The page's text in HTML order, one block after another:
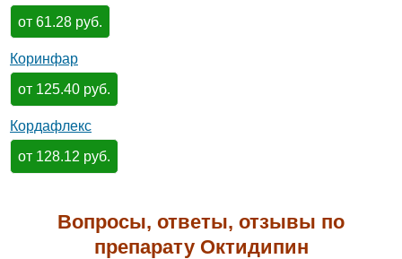
от 61.28 руб.
Коринфар
от 125.40 руб.
Кордафлекс
от 128.12 руб.
Вопросы, ответы, отзывы по
препарату Октидипин